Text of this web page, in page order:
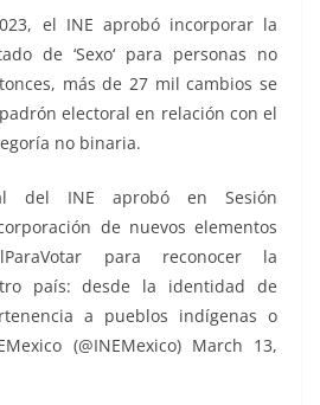
el INE aprobó incorporar la
de ‘Sexo‘ para personas no
más de 27 mil cambios se
electoral en relación con el
no binaria.
del INE aprobó en Sesión
de nuevos elementos
para reconocer la
país: desde la identidad de
a pueblos indígenas o
(@INEMexico) March 13,